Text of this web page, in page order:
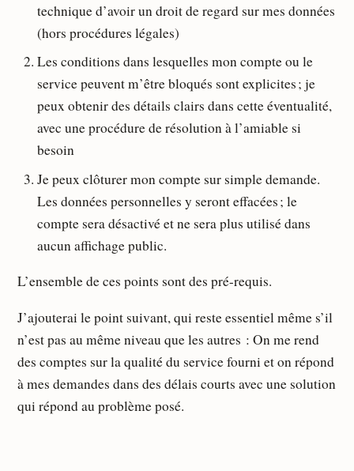
technique d’avoir un droit de regard sur mes données
(hors procédures légales)
Les conditions dans lesquelles mon compte ou le
service peuvent m’être bloqués sont explicites ; je
peux obtenir des détails clairs dans cette éventualité,
avec une procédure de résolution à l’amiable si
besoin
Je peux clôturer mon compte sur simple demande.
Les données personnelles y seront effacées ; le
compte sera désactivé et ne sera plus utilisé dans
aucun affichage public.
L’ensemble de ces points sont des pré-requis.
J’ajouterai le point suivant, qui reste essentiel même s’il
n’est pas au même niveau que les autres : On me rend
des comptes sur la qualité du service fourni et on répond
à mes demandes dans des délais courts avec une solution
qui répond au problème posé.